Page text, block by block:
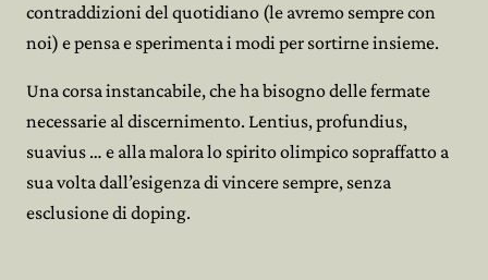
contraddizioni del quotidiano (le avremo sempre con
noi) e pensa e sperimenta i modi per sortirne insieme.
Una corsa instancabile, che ha bisogno delle fermate
necessarie al discernimento. Lentius, profundius,
suavius … e alla malora lo spirito olimpico sopraffatto a
sua volta dall’esigenza di vincere sempre, senza
esclusione di doping.